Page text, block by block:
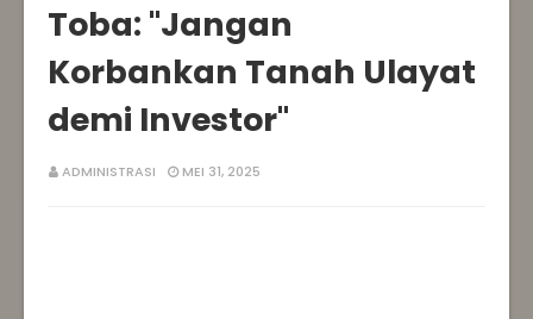
Toba: "Jangan
Korbankan Tanah Ulayat
demi Investor"
ADMINISTRASI MEI 31, 2025